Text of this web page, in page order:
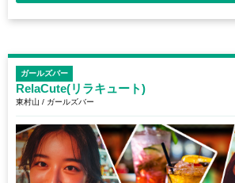
ガールズバー
RelaCute(リラキュート)
東村山 / ガールズバー